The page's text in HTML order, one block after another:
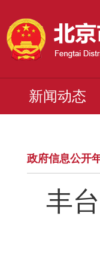
新闻动态
政府信息公开
丰